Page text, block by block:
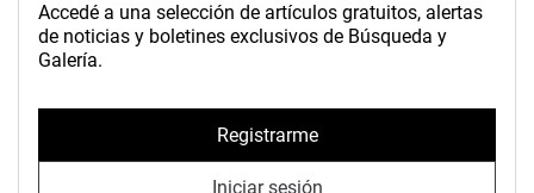
Accedé a una selección de artículos gratuitos, alertas
de noticias y boletines exclusivos de Búsqueda y
Galería.
Registrarme
Iniciar sesión